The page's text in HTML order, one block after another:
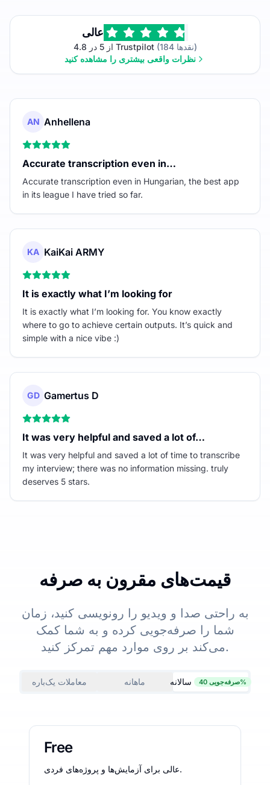
عالی
4.8 از 5 در Trustpilot
(184 نقدها)
نظرات واقعی بیشتری را مشاهده کنید
AN Anhellena
Accurate transcription even in…
Accurate transcription even in Hungarian, the best app
in its league I have tried so far.
KA KaiKai ARMY
It is exactly what I’m looking for
It is exactly what I’m looking for. You know exactly
where to go to achieve certain outputs. It’s quick and
simple with a nice vibe :)
GD Gamertus D
It was very helpful and saved a lot of…
It was very helpful and saved a lot of time to transcribe
my interview; there was no information missing. truly
deserves 5 stars.
قیمت‌های مقرون به صرفه
به راحتی صدا و ویدیو را رونویسی کنید، زمان
شما را صرفه‌جویی کرده و به شما کمک
می‌کند بر روی موارد مهم تمرکز کنید.
معاملات یک‌باره ماهانه سالانه صرفه‌جویی 40%
Free
عالی برای آزمایش‌ها و پروژه‌های فردی.